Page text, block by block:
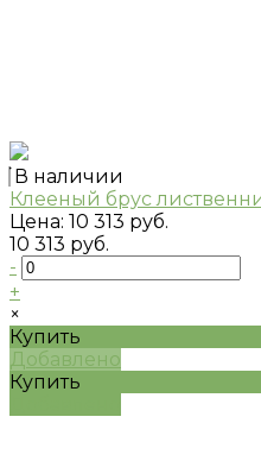
В наличии
Клееный брус
Цена: 10 313 руб.
10 313 руб.
-
+
×
Купить
Добавлено
Купить